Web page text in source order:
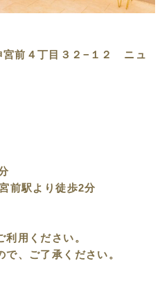
宮前４丁目３２−１２ ニュ
前駅より徒歩2分
用ください。
、ご了承ください。